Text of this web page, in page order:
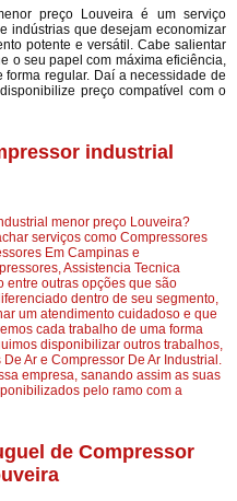
preço Louveira é um serviço
indústrias que desejam economizar
potente e versátil. Cabe salientar
o seu papel com máxima eficiência,
regular. Daí a necessidade de
preço compatível com o
industrial
menor preço Louveira?
serviços como Compressores
Em Campinas e
Assistencia Tecnica
entre outras opções que são
dentro de seu segmento,
um atendimento cuidadoso e que
cada trabalho de uma forma
disponibilizar outros trabalhos,
Ar e Compressor De Ar Industrial.
empresa, sanando assim as suas
pelo ramo com a
de Compressor